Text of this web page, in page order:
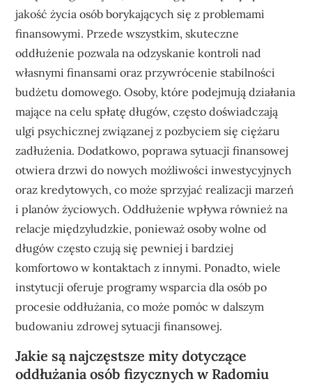
jakość życia osób borykających się z problemami
finansowymi. Przede wszystkim, skuteczne
oddłużenie pozwala na odzyskanie kontroli nad
własnymi finansami oraz przywrócenie stabilności
budżetu domowego. Osoby, które podejmują działania
mające na celu spłatę długów, często doświadczają
ulgi psychicznej związanej z pozbyciem się ciężaru
zadłużenia. Dodatkowo, poprawa sytuacji finansowej
otwiera drzwi do nowych możliwości inwestycyjnych
oraz kredytowych, co może sprzyjać realizacji marzeń
i planów życiowych. Oddłużenie wpływa również na
relacje międzyludzkie, ponieważ osoby wolne od
długów często czują się pewniej i bardziej
komfortowo w kontaktach z innymi. Ponadto, wiele
instytucji oferuje programy wsparcia dla osób po
procesie oddłużania, co może pomóc w dalszym
budowaniu zdrowej sytuacji finansowej.
Jakie są najczęstsze mity dotyczące
oddłużania osób fizycznych w Radomiu